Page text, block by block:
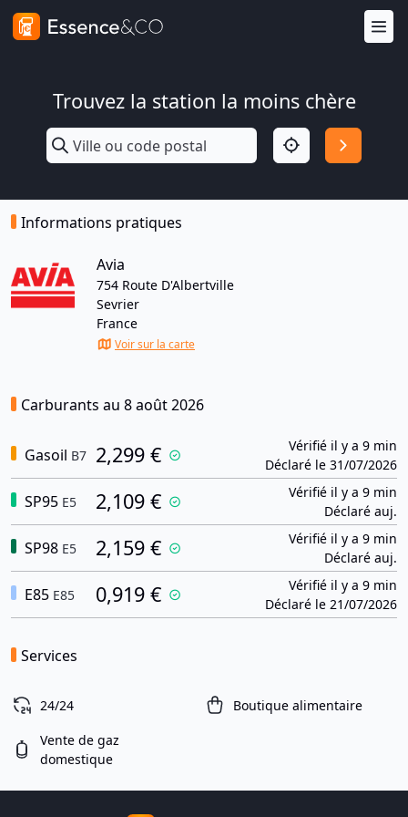
Trouvez la station la moins chère
Informations pratiques
Avia
754 Route D'Albertville
Sevrier
France
Voir sur la carte
Carburants au 8 août 2026
Gasoil B7 2,299 €
Vérifié il y a 9 min
Déclaré le 31/07/2026
SP95 E5 2,109 €
Vérifié il y a 9 min
Déclaré auj.
SP98 E5 2,159 €
Vérifié il y a 9 min
Déclaré auj.
E85 E85 0,919 €
Vérifié il y a 9 min
Déclaré le 21/07/2026
Services
24/24 Boutique alimentaire
Vente de gaz
domestique